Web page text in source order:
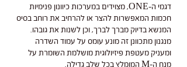
דגמי ה-ONE, מצוידים במערכות כיוונון פנימיות
חכמות המאפשרות להצר או להרחיב את רוחב בסיס
המנשא בדיוק מברך לברך, וכן לשנות את גובהו.
מנגנון מתכוונן זה מונע עומס על עמוד השדרה
ומעניק מעטפת פיזיולוגית מושלמת השומרת על
מנח ה-M המומלץ בכל שלב גדילה.